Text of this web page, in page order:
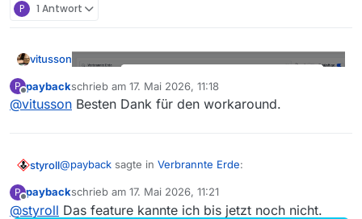
P 1 Antwort
vitusson
P
Offline
paybackschrieb am 17. Mai 2026, 11:18
zuletzt editiert von
@vitusson Besten Dank für den workaround.
styroll@payback sagte in Verbrannte Erde:
Auf vavideo ist der Film überhaupt nicht gelistet.
P
Offline
paybackschrieb am 17. Mai 2026, 11:21
zuletzt editiert von
@styroll Das feature kannte ich bis jetzt noch nicht.